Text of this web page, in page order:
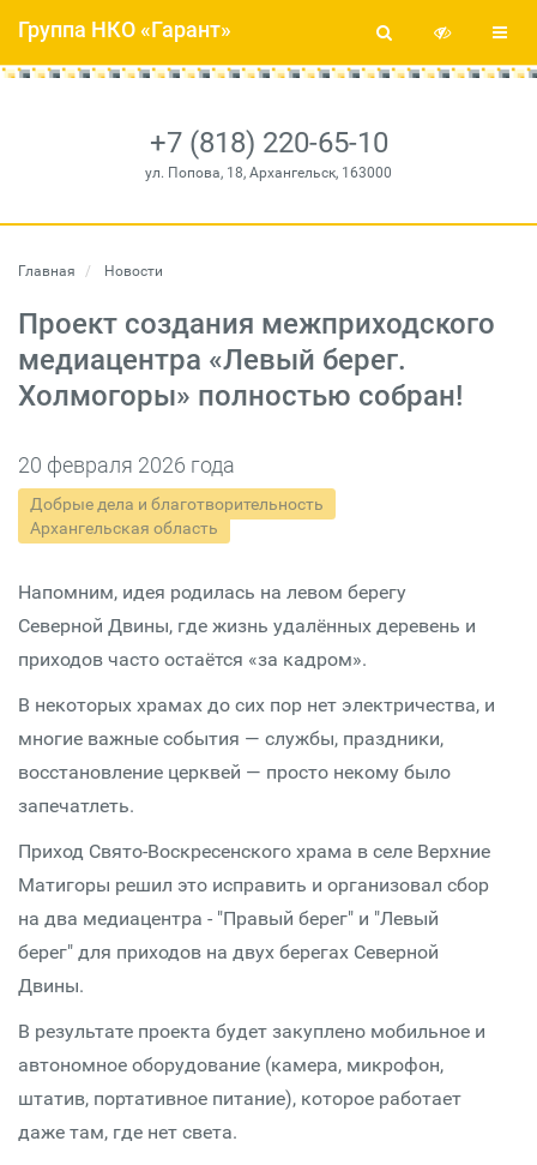
+7 (818) 220-65-10
ул. Попова, 18, Архангельск, 163000
Группа НКО «Гарант»
Главная Новости
Проект создания межприходского
медиацентра «Левый берег.
Холмогоры» полностью собран!
20 февраля 2026 года
Добрые дела и благотворительность
Архангельская область
Напомним, идея родилась на левом берегу
Северной Двины, где жизнь удалённых деревень и
приходов часто остаётся «за кадром».
В некоторых храмах до сих пор нет электричества, и
многие важные события — службы, праздники,
восстановление церквей — просто некому было
запечатлеть.
Приход Свято-Воскресенского храма в селе Верхние
Матигоры решил это исправить и организовал сбор
на два медиацентра - "Правый берег" и "Левый
берег" для приходов на двух берегах Северной
Двины.
В результате проекта будет закуплено мобильное и
автономное оборудование (камера, микрофон,
штатив, портативное питание), которое работает
даже там, где нет света.